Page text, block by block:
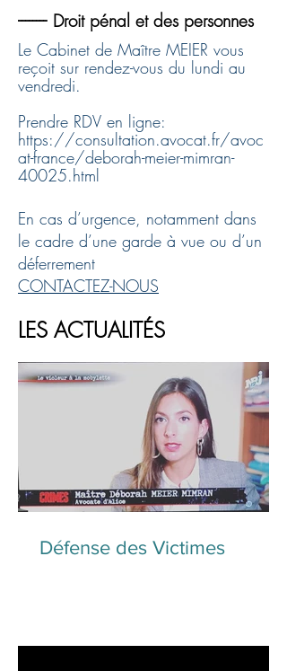
-------- Droit pénal et des personnes
Le Cabinet de Maître MEIER vous
reçoit sur rendez-vous du lundi au
vendredi.
Prendre RDV en ligne:
https://consultation.avocat.fr/avoc
at-france/deborah-meier-mimran-
40025.html
En cas d’urgence, notamment dans
le cadre d’une garde à vue ou d’un
déferrement
CONTACTEZ-NOUS
LES ACTUALITÉS
Défense des Victimes